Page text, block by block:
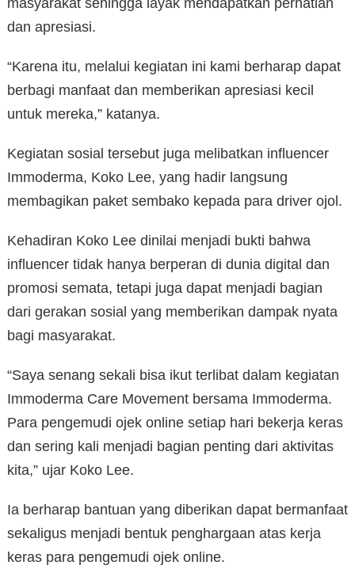
masyarakat sehingga layak mendapatkan perhatian
dan apresiasi.
“Karena itu, melalui kegiatan ini kami berharap dapat
berbagi manfaat dan memberikan apresiasi kecil
untuk mereka,” katanya.
Kegiatan sosial tersebut juga melibatkan influencer
Immoderma, Koko Lee, yang hadir langsung
membagikan paket sembako kepada para driver ojol.
Kehadiran Koko Lee dinilai menjadi bukti bahwa
influencer tidak hanya berperan di dunia digital dan
promosi semata, tetapi juga dapat menjadi bagian
dari gerakan sosial yang memberikan dampak nyata
bagi masyarakat.
“Saya senang sekali bisa ikut terlibat dalam kegiatan
Immoderma Care Movement bersama Immoderma.
Para pengemudi ojek online setiap hari bekerja keras
dan sering kali menjadi bagian penting dari aktivitas
kita,” ujar Koko Lee.
Ia berharap bantuan yang diberikan dapat bermanfaat
sekaligus menjadi bentuk penghargaan atas kerja
keras para pengemudi ojek online.